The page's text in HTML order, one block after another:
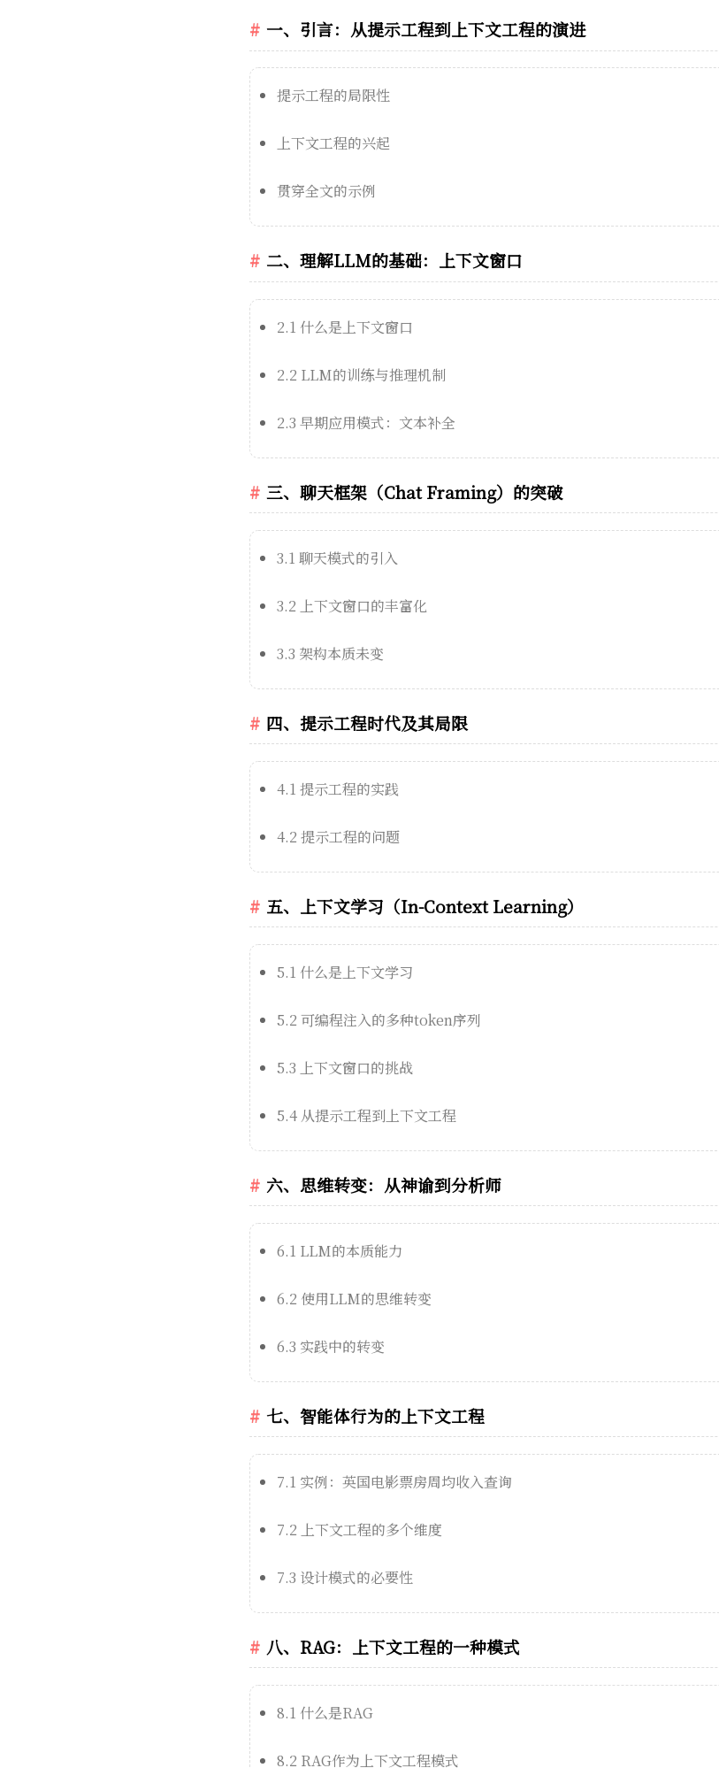
一、引言：从提示工程到上下文工程的演进
提示工程的局限性
上下文工程的兴起
贯穿全文的示例
二、理解LLM的基础：上下文窗口
2.1 什么是上下文窗口
2.2 LLM的训练与推理机制
2.3 早期应用模式：文本补全
三、聊天框架（Chat Framing）的突破
3.1 聊天模式的引入
3.2 上下文窗口的丰富化
3.3 架构本质未变
四、提示工程时代及其局限
4.1 提示工程的实践
4.2 提示工程的问题
五、上下文学习（In-Context Learning）
5.1 什么是上下文学习
5.2 可编程注入的多种token序列
5.3 上下文窗口的挑战
5.4 从提示工程到上下文工程
六、思维转变：从神谕到分析师
6.1 LLM的本质能力
6.2 使用LLM的思维转变
6.3 实践中的转变
七、智能体行为的上下文工程
7.1 实例：英国电影票房周均收入查询
7.2 上下文工程的多个维度
7.3 设计模式的必要性
八、RAG：上下文工程的一种模式
8.1 什么是RAG
8.2 RAG作为上下文工程模式